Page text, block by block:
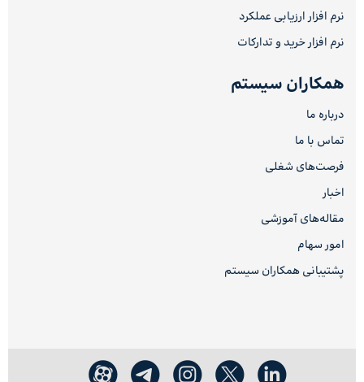
نرم افزار ارزیابی عملکرد
نرم افزار خرید و تدارکات
همکاران سیستم
درباره ما
تماس با ما
فرصت‌های شغلی
اخبار
مقاله‌های آموزشی
امور سهام
پشتیبانی همکاران سیستم